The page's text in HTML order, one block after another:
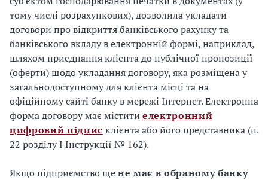
тому числі розрахункових), дозволила укладати
договори про відкриття банківського рахунку та
банківського вкладу в електронній формі, наприклад,
шляхом приєднання клієнта до публічної пропозиції
(оферти) щодо укладання договору, яка розміщена у
загальнодоступному для клієнта місці та на
офіційному сайті банку в мережі Інтернет. Електронна
форма договору має містити електронний
цифровий підпис клієнта або його представника (п.
22 розділу І Інструкції № 162).
Якщо підприємство щене має в обраному банку